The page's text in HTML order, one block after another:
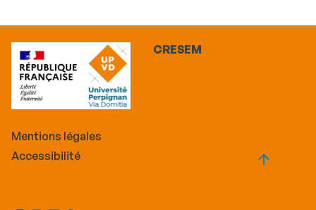
CRESEM
Mentions légales
Accessibilité